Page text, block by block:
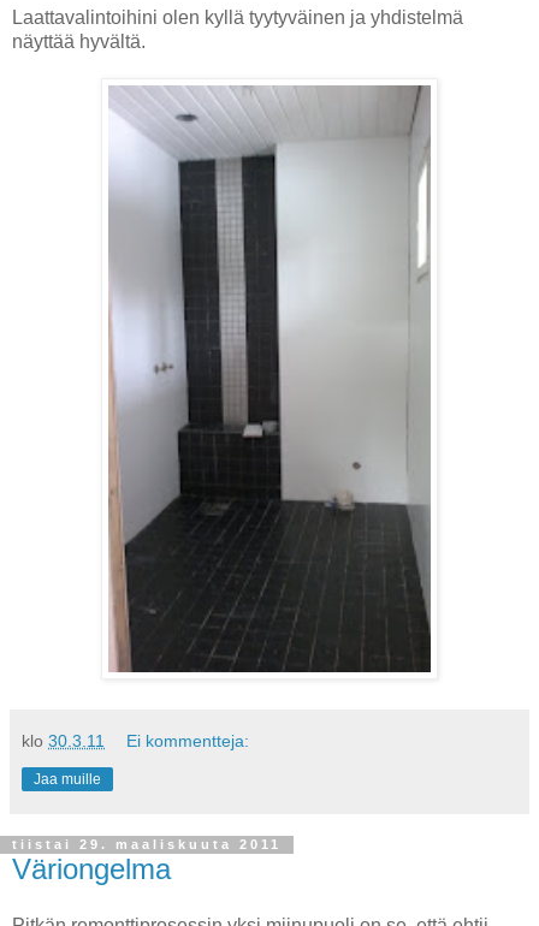
Laattavalintoihini olen kyllä tyytyväinen ja yhdistelmä
näyttää hyvältä.
klo 30.3.11 Ei kommentteja:
Jaa muille
tiistai 29. maaliskuuta 2011
Väriongelma